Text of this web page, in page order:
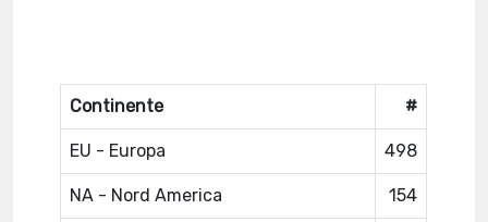
Continente #
EU - Europa 498
NA - Nord America 154